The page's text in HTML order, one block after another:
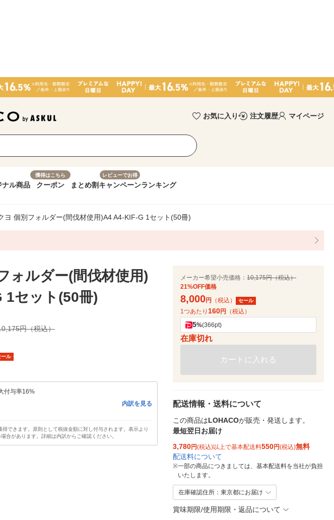
お気に入り 注文履歴 マイページ
ナル商品
獲得はこちら
クーポン まとめ割
レビューでお得
キャンペーンランキング
ヨ 個別フォルダー(間伐材使用)A4 A4-KIF-G 1セット(50冊)
ォルダー(間伐材使用)
1セット(50冊)
円（税込）
ール
付与率16%
内訳を見る
できます。原則として税抜金額に対し付与されます。表示より
合があります。詳細は内訳からご確認ください。
メーカー希望小売価格： 10,175円（税込）
21%OFF価格
8,000円 （税込） セール
1つあたり 160円 （税込）
5%(366pt)
在庫切れ
カートに入れる
配送情報・送料について
この商品はLOHACOが販売・発送します。
最短翌日お届け
3,780円(税込)以上で基本配送料550円(税込)無料
配送料について
※一部の商品につきましては、基本配送料を当社が負担
いたします。
在庫確認住所：東京都にお届け
賞味期限/使用期限・返品について